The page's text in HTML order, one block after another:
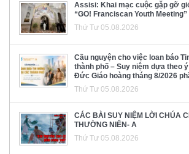
Assisi: Khai mạc cuộc gặp gỡ
“GO! Franciscan Youth Meeting”
Thứ Tư 05.08.2026
Cầu nguyện cho việc loan báo
thành phố – Suy niệm dựa theo
Đức Giáo hoàng tháng 8/2026
Thứ Tư 05.08.2026
CÁC BÀI SUY NIỆM LỜI CHÚA
THƯỜNG NIÊN- A
Thứ Tư 05.08.2026